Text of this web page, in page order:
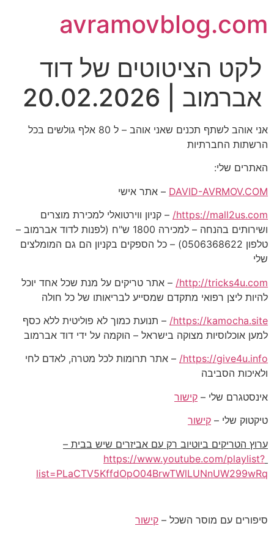
avramovblog.com
לקט הציטוטים של דוד
אברמוב | 20.02.2026
אני אוהב לשתף תכנים שאני אוהב – ל 80 אלף גולשים בכל
הרשתות החברתיות
האתרים שלי:
DAVID-AVRMOV.COM – אתר אישי
https://mall2us.com/ – קניון ווירטואלי למכירת מוצרים
ושירותים בהנחה – למכירה 1800 ש"ח (לפנות לדוד אברמוב –
טלפון 0506368622) – כל הספקים בקניון הם גם המומלצים
שלי
http://tricks4u.com/ – אתר טריקים על מנת שכל אחד יוכל
להיות ליצן רפואי מתקדם שמסייע לבריאותו של כל חולה
https://kamocha.site/ – תנועת כמוך לא פוליטית ללא כסף
למען אוכלוסיות מצוקה בישראל – הוקמה על ידי דוד אברמוב
https://give4u.info/ – אתר תרומות לכל מטרה, לאדם לחי
ולאיכות הסביבה
אינסטגרם שלי – קישור
טיקטוק שלי – קישור
ערוץ הטריקים ביוטיוב רק עם אביזרים שיש בבית –
https://www.youtube.com/playlist?
list=PLaCTV5KffdOpO04BrwTWlLUNnUW299wRq
סיפורים עם מוסר השכל – קישור